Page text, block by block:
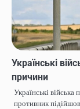
Українські
причини
Українські
противник